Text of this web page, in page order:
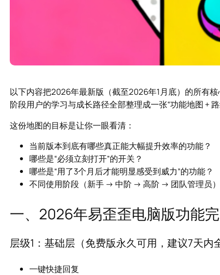
以下内容把2026年最新版（截至2026年1月底）的所有
阶段用户的学习与成长路径全部整理成一张“功能地图 + 路
这份地图的目标是让你一眼看清：
当前版本到底有哪些真正能大幅提升效率的功能？
哪些是“必须立刻打开”的开关？
哪些是“用了3个月后才能明显感受到威力”的功能？
不同使用阶段（新手 → 中阶 → 高阶 → 团队管理员
一、2026年易歪歪电脑版功能
层级1：基础层（免费版永久可用，建议7天内
一键快捷回复